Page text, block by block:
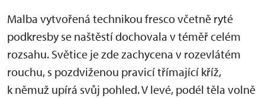
Malba vytvořená technikou fresco včetně ryté
podkresby se naštěstí dochovala v téměř celém
rozsahu. Světice je zde zachycena v rozevlátém
rouchu, s pozdviženou pravicí třímající kříž,
k němuž upírá svůj pohled. V levé, podél těla volně